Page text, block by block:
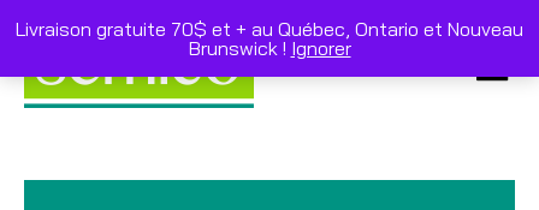
toLivraison gratuite 70$ et + au Québec, Ontario et Nouveau
Brunswick ! Ignorer